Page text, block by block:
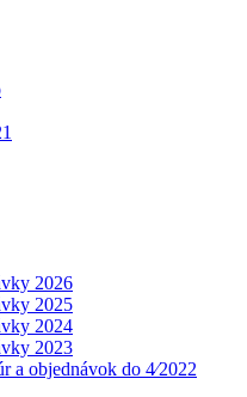
2026
2025
2024
2023
a objednávok do 4⁄2022